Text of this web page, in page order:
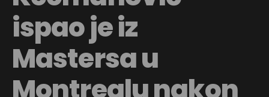
ispao je iz
Mastersa u
Montrealu nakon